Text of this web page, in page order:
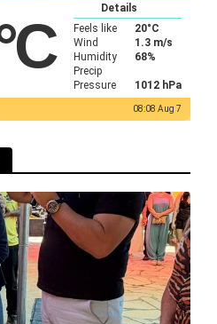
Details
Feels like
20°C
Wind
1.3 m/s
Humidity
68%
Precip
Pressure
1012 hPa
08:08 Aug 7